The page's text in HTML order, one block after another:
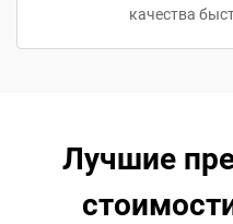
качества
​​Лучшие